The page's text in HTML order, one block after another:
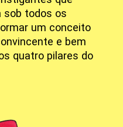
sob todos os
um conceito
e bem
quatro pilares do